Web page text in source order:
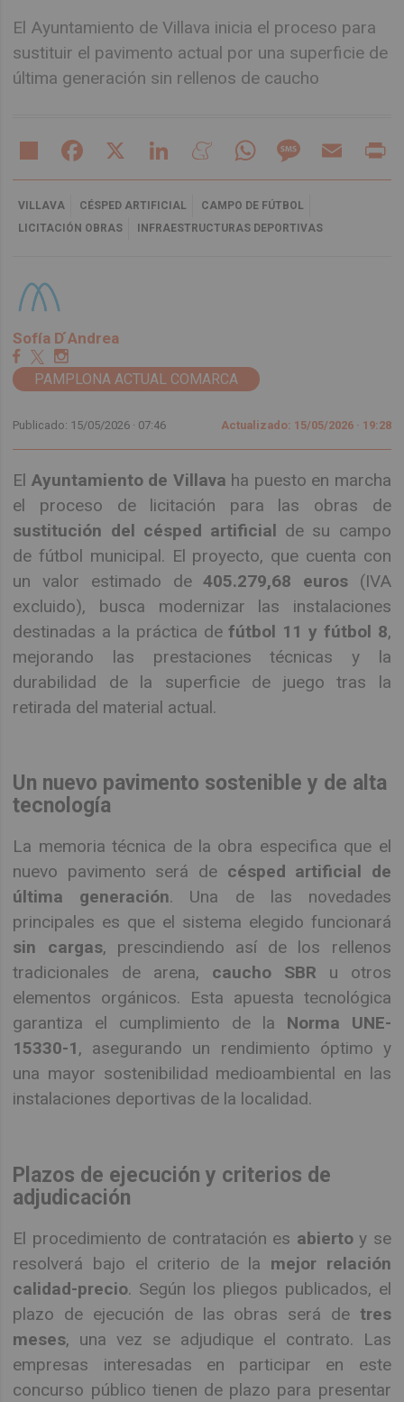
El Ayuntamiento de Villava inicia el proceso para
sustituir el pavimento actual por una superficie de
última generación sin rellenos de caucho
Share Facebook LinkedIn MeneameWhatsAppMessageEmail
VILLAVA CÉSPED ARTIFICIAL
CAMPO DE FÚTBOL
LICITACIÓN OBRAS
INFRAESTRUCTURAS DEPORTIVAS
Sofía D ́Andrea
PAMPLONA ACTUAL COMARCA
Publicado: 15/05/2026 · 07:46 Actualizado: 15/05/2026 · 19:28
El Ayuntamiento de Villava ha puesto en marcha
el proceso de licitación para las obras de
sustitución del césped artificial de su campo
de fútbol municipal. El proyecto, que cuenta con
un valor estimado de405.279,68 euros(IVA
excluido), busca modernizar las instalaciones
destinadas a la práctica defútbol 11 y fútbol 8,
mejorando las prestaciones técnicas y la
durabilidad de la superficie de juego tras la
retirada del material actual.
Un nuevo pavimento sostenible y de alta
tecnología
La memoria técnica de la obra especifica que el
nuevo pavimento será de césped artificial de
última generación. Una de las novedades
principales es que el sistema elegido funcionará
sin cargas, prescindiendo así de los rellenos
tradicionales de arena, caucho SBR u otros
elementos orgánicos. Esta apuesta tecnológica
garantiza el cumplimiento de la Norma UNE-
15330-1, asegurando un rendimiento óptimo y
una mayor sostenibilidad medioambiental en las
instalaciones deportivas de la localidad.
Plazos de ejecución y criterios de
adjudicación
El procedimiento de contratación es abiertoy se
resolverá bajo el criterio de la mejor relación
calidad-precio. Según los pliegos publicados, el
plazo de ejecución de las obras será de tres
meses, una vez se adjudique el contrato. Las
empresas interesadas en participar en este
concurso público tienen de plazo para presentar